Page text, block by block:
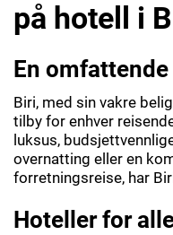
på hotell i
En
Biri, med sin vakre
tilby for enhver
luksus,
overnatting eller en
forretningsreise, har
Hoteller for